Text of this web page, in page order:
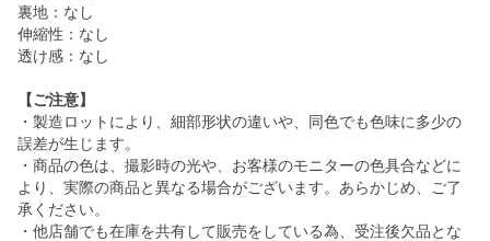
裏地：なし
伸縮性：なし
透け感：なし
【ご注意】
・製造ロットにより、細部形状の違いや、同色でも色味に多少の
誤差が生じます。
・商品の色は、撮影時の光や、お客様のモニターの色具合などに
より、実際の商品と異なる場合がございます。あらかじめ、ご了
承ください。
・他店舗でも在庫を共有して販売をしている為、受注後欠品とな